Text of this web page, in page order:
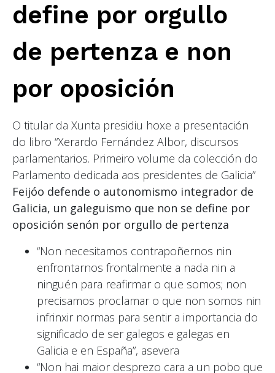
define por orgullo
de pertenza e non
por oposición
O titular da Xunta presidiu hoxe a presentación
do libro “Xerardo Fernández Albor, discursos
parlamentarios. Primeiro volume da colección do
Parlamento dedicada aos presidentes de Galicia”
Feijóo defende o autonomismo integrador de
Galicia, un galeguismo que non se define por
oposición senón por orgullo de pertenza
“Non necesitamos contrapoñernos nin
enfrontarnos frontalmente a nada nin a
ninguén para reafirmar o que somos; non
precisamos proclamar o que non somos nin
infrinxir normas para sentir a importancia do
significado de ser galegos e galegas en
Galicia e en España”, asevera
“Non hai maior desprezo cara a un pobo que